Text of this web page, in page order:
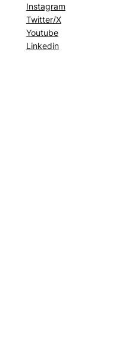
Instagram
Twitter/X
Youtube
Linkedin